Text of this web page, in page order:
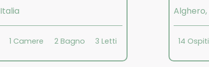
Italia
1 Camere 2 Bagno 3 Letti
Alghero,
14 Ospiti